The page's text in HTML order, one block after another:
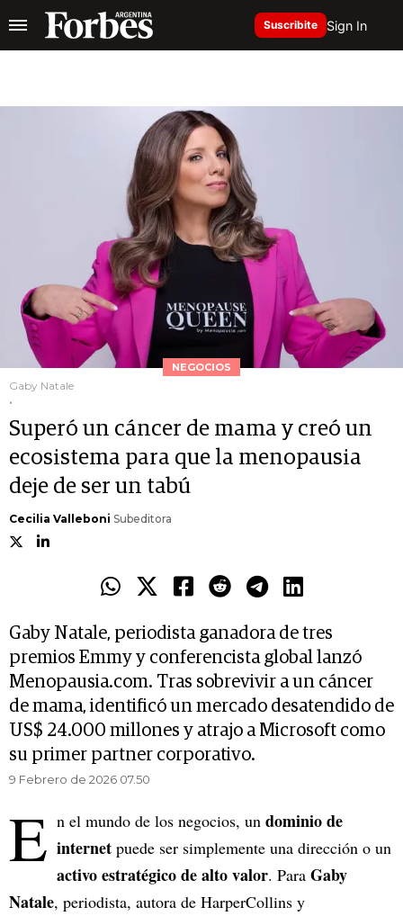
Suscribite Sign In
NEGOCIOS
Gaby Natale
.
Superó un cáncer de mama y creó un
ecosistema para que la menopausia
deje de ser un tabú
Cecilia Valleboni Subeditora
Gaby Natale, periodista ganadora de tres
premios Emmy y conferencista global lanzó
Menopausia.com. Tras sobrevivir a un cáncer
de mama, identificó un mercado desatendido de
US$ 24.000 millones y atrajo a Microsoft como
su primer partner corporativo.
9 Febrero de 2026 07.50
E n el mundo de los negocios, un dominio de
internet puede ser simplemente una dirección o un
activo estratégico de alto valor. Para Gaby
Natale, periodista, autora de HarperCollins y